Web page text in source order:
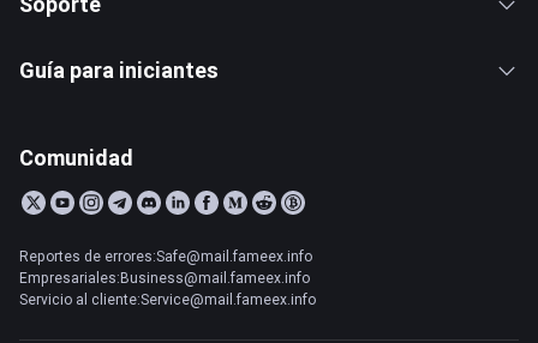
Guía para iniciantes
Comunidad
Reportes de errores:Safe@mail.fameex.info
Empresariales:Business@mail.fameex.info
Servicio al cliente:Service@mail.fameex.info